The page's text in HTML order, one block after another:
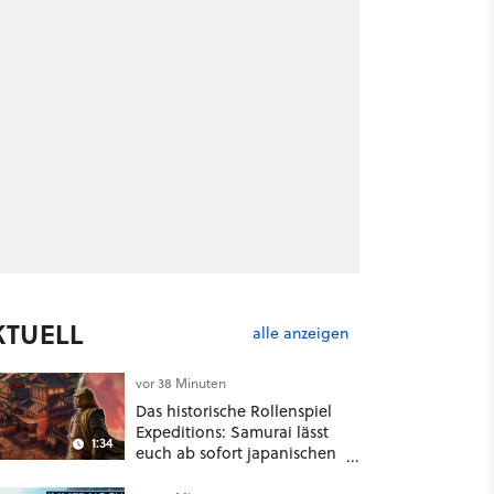
alle anzeigen
1:34
vor 38 Minuten
Das historische Rollenspiel
Expeditions: Samurai lässt
euch ab sofort japanischen